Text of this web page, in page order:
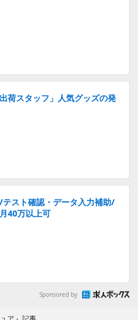
荷スタッフ」人気グッズの発
スト確認・データ入力補助/
40万以上可
Sponsored by
ア › 記事